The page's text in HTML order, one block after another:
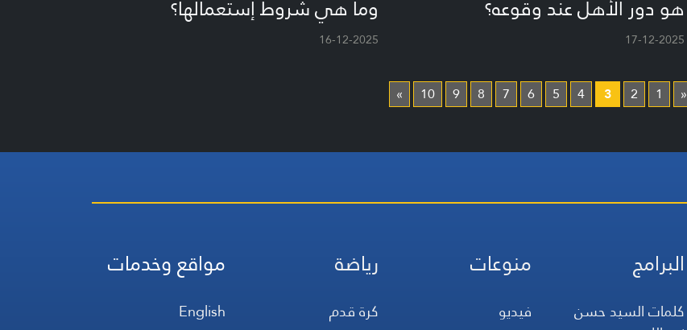
هو دور الأهل عند وقوعه؟
17-12-2025
وما هي شروط إستعمالها؟
16-12-2025
«
1
2
3
4
5
6
7
8
9
10
»
البرامج
كلمات السيد حسن
منوعات
فيديو
رياضة
كرة قدم
مواقع وخدمات
English